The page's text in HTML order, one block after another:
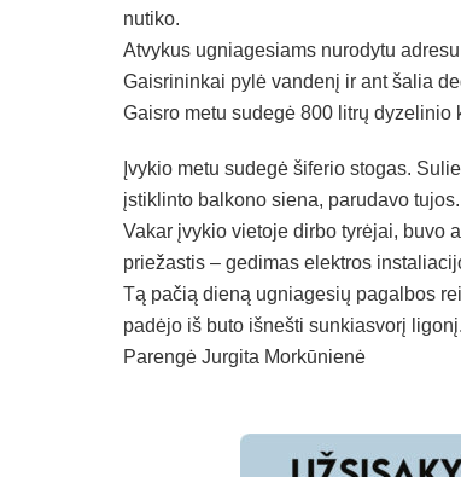
nutiko.
Atvykus ugniagesiams nurodytu
Gaisrininkai pylė vandenį ir ant šalia
Gaisro metu sudegė 800 litrų dyzelinio
Įvykio metu sudegė šiferio stogas.
įstiklinto balkono siena, parudavo tujos.
Vakar įvykio vietoje dirbo tyrėjai, buvo
priežastis – gedimas elektros
Tą pačią dieną ugniagesių pagalbos
padėjo iš buto išnešti sunkiasvorį ligonį.
Parengė Jurgita Morkūnienė